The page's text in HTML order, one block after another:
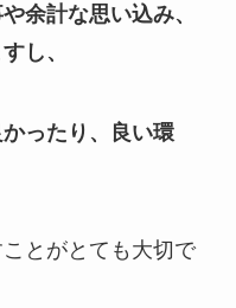
余計な思い込み、
し、
かったり、良い環
とがとても大切で